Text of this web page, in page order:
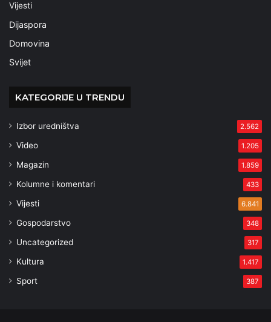
Vijesti
Dijaspora
Domovina
Svijet
KATEGORIJE U TRENDU
Izbor uredništva 2.562
Video 1.205
Magazin 1.859
Kolumne i komentari 433
Vijesti 6.841
Gospodarstvo 348
Uncategorized 317
Kultura 1.417
Sport 387